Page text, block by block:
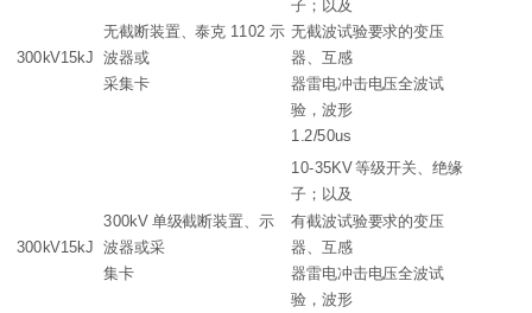
300kV15kJ
无截断装置、泰克 1102 示
波器或
采集卡
子；以及
无截波试验要求的变压
器、互感
器雷电冲击电压全波试
验，波形
1.2/50us
300kV15kJ
300kV 单级截断装置、示
波器或采
集卡
10-35KV 等级开关、绝缘
子；以及
有截波试验要求的变压
器、互感
器雷电冲击电压全波试
验，波形